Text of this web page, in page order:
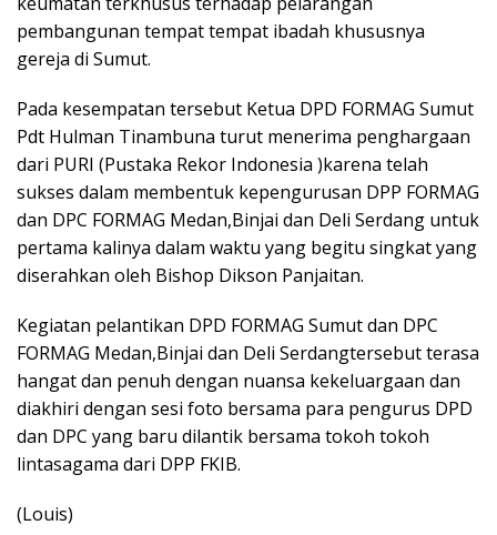
pembangunan tempat tempat ibadah khususnya
gereja di Sumut.
Pada kesempatan tersebut Ketua DPD FORMAG Sumut
Pdt Hulman Tinambuna turut menerima penghargaan
dari PURI (Pustaka Rekor Indonesia )karena telah
sukses dalam membentuk kepengurusan DPP FORMAG
dan DPC FORMAG Medan,Binjai dan Deli Serdang untuk
pertama kalinya dalam waktu yang begitu singkat yang
diserahkan oleh Bishop Dikson Panjaitan.
Kegiatan pelantikan DPD FORMAG Sumut dan DPC
FORMAG Medan,Binjai dan Deli Serdangtersebut terasa
hangat dan penuh dengan nuansa kekeluargaan dan
diakhiri dengan sesi foto bersama para pengurus DPD
dan DPC yang baru dilantik bersama tokoh tokoh
lintasagama dari DPP FKIB.
(Louis)